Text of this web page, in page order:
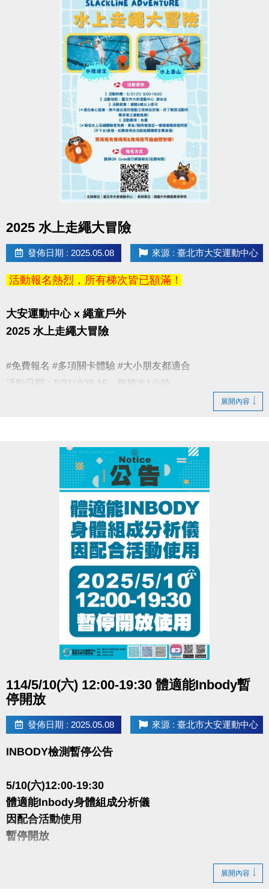
• 體適能每人每次進場現時1小時，超過使用時間請出
場後重新排隊，依序進場。
• 進場請遵守泳池、體適能場館管理規範。
• 本中心保留活動辦法之最終解釋權。
2025 水上走繩大冒險
發佈日期 : 2025.05.08 來源 : 臺北市大安運動中心
活動報名熱烈，所有梯次皆已額滿！
大安運動中心 x 繩童戶外
2025 水上走繩大冒險
#免費報名 #多項關卡體驗 #大小朋友都適合
活動日期：5/31(六)9-16，每梯次1小時
詳細活動內容與規範，歡迎參考報名頁：
https://reurl.cc/YYmkLn
展開內容
114/5/10(六) 12:00-19:30 體適能Inbody暫
停開放
發佈日期 : 2025.05.08 來源 : 臺北市大安運動中心
INBODY檢測暫停公告
5/10(六)12:00-19:30
體適能Inbody身體組成分析儀
因配合活動使用
暫停開放
展開內容